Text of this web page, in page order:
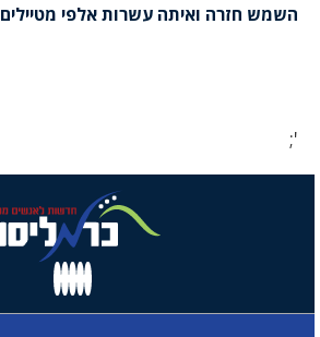
השמש חזרה ואיתה עשרות אלפי מטיילים
';